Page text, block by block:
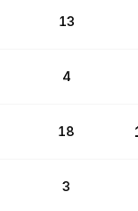
13
4
18
3